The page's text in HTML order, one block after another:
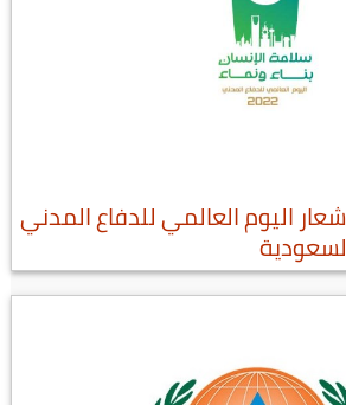
بدقة عالية PDF شعار اليوم العالمي للدفاع المدني